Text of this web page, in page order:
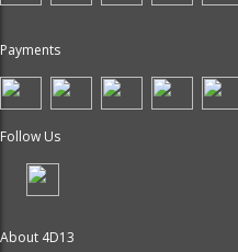
Payments
Follow Us
About 4D13